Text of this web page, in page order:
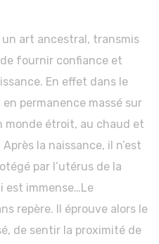
un art ancestral, transmis
fournir confiance et
En effet dans le
permanence massé sur
monde étroit, au chaud et
la naissance, il n’est
par l’utérus de la
est immense…Le
repère. Il éprouve alors le
de sentir la proximité de